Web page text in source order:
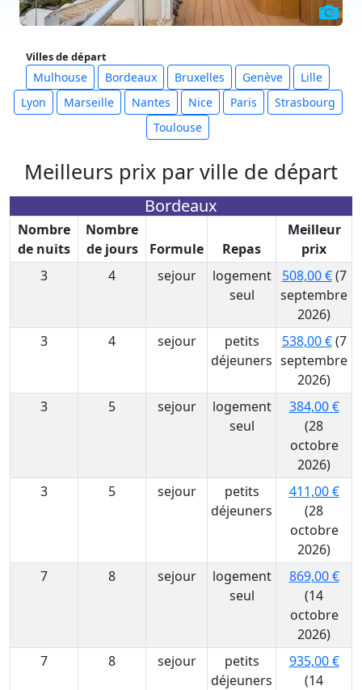
Villes de départ
Mulhouse Bordeaux Bruxelles Genève
Lille
Lyon
Marseille Nantes Nice Paris
Strasbourg
Toulouse
Meilleurs prix par ville de départ
Bordeaux
Nombre
de nuits
Nombre
de jours
Formule Repas
Meilleur
prix
3
4 sejour
logement
seul
508,00 €(7
septembre
2026)
3
4 sejour
petits
déjeuners
538,00 €(7
septembre
2026)
3
5 sejour
logement
seul
384,00 €
(28
octobre
2026)
3
5 sejour
petits
déjeuners
411,00 €
(28
octobre
2026)
7
8 sejour
logement
seul
869,00 €
(14
octobre
2026)
7
8 sejour
petits
déjeuners
935,00 €
(14